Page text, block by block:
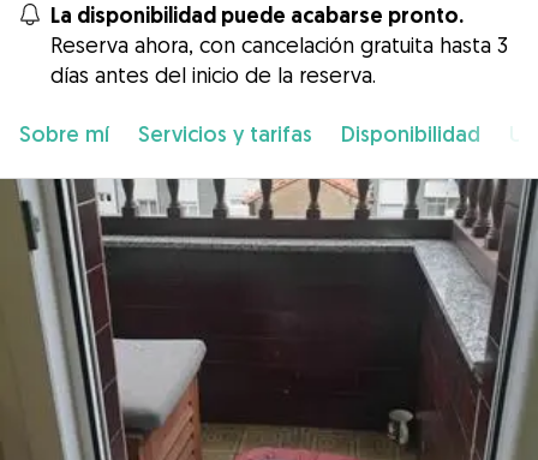
La disponibilidad puede acabarse pronto.
Reserva ahora, con cancelación gratuita hasta 3
días antes del inicio de la reserva.
Sobre mí Servicios y tarifas Disponibilidad